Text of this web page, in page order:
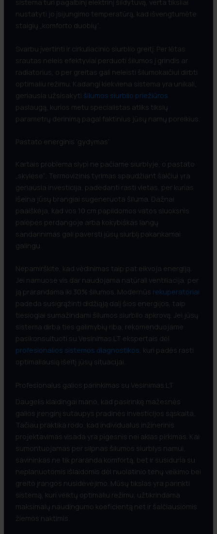
sistema turi pagalbinį elektrinį šildytuvą, verta tiksliai
nustatyti jo įsijungimo temperatūrą, kad išvengtumėte
staigių „komforto duobių“.
Svarbu įvertinti ir cirkuliacinio siurblio greitį. Per lėtas
srautas neleis efektyviai perduoti šilumos į grindis ar
radiatorius, o per greitas gali neleisti šilumokaičiui dirbti
optimaliu režimu. Kadangi kiekviena sistema yra unikali,
geriausia užsisakyti šilumos siurblio priežiūros
paslaugą, kurios metu specialistas atliks tikslų
parametrų derinimą pagal faktinius jūsų namų poreikius.
Pastato energinis ‘gydymas’
Kartais problema slypi ne pačiame siurblyje, o pastato
„skylėse“. Termovizinis tyrimas spaudžiant šalčiui yra
geriausia investicija, padedanti rasti vietas, per kurias
išeina jūsų brangiai sugeneruota šiluma. Dažnai
paaiškėja, kad vos 10 cm papildomos vatos sluoksnis
palėpės perdangoje arba kokybiškas langų
sandarinimas gali paversti jūsų siurblį pakankamai
galingu.
Nepamirškite, kad vėdinimas taip pat eikvoja energiją.
Jei namuose vis dar naudojama natūrali ventiliacija, per
ją prarandama iki 30% šilumos. Modernūs rekuperatoriai
padeda susigrąžinti didžiąją dalį šios energijos, taip
tiesiogiai sumažindami šilumos siurblio apkrovą. Jei jūsų
sistema dirba ties galimybių riba, rekomenduojame
pasikonsultuoti su Vesinimas.LT ekspertais dėl
profesionalios sistemos diagnostikos, kuri padės rasti
optimaliausią išeitį jūsų situacijai.
Profesionalus galios parinkimas su Vesinimas.LT
Daugelis klaidingai mano, kad pasirinkę mažesnės
galios įrenginį sutaupys pradinės investicijos sąskaita.
Tačiau praktika rodo, kad individualus inžinerinis
projektavimas visada yra pigesnis nei aklas pirkimas. Kai
sumontuojamas per silpnas šilumos siurblys namui,
savininkas ne tik praranda komfortą, bet ir susiduria su
neplanuotomis išlaidomis dėl nuolatinio tenų veikimo bei
greito įrangos nusidėvėjimo. Mūsų tikslas yra parinkti
sistemą, kuri veiktų optimaliu režimu, užtikrindama
maksimalų naudingumo koeficientą net ir šalčiausiomis
žiemos naktimis.